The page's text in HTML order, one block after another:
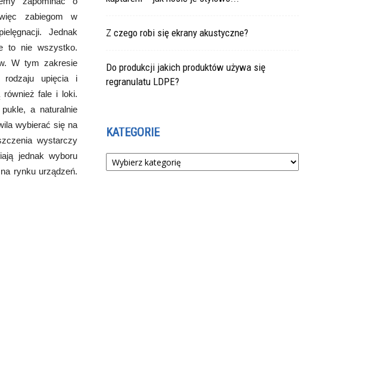
zabiegom w
Jednak
to nie wszystko.
W tym zakresie
rodzaju upięcia i
fale i loki.
a naturalnie
wybierać się na
wystarczy
jednak wyboru
rynku urządzeń.
Z czego robi się ekrany akustyczne?
Do produkcji jakich produktów używa się
regranulatu LDPE?
KATEGORIE
Kategorie